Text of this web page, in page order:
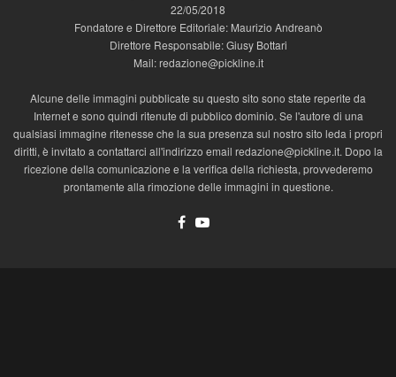
22/05/2018
Fondatore e Direttore Editoriale: Maurizio Andreanò
Direttore Responsabile: Giusy Bottari
Mail: redazione@pickline.it
Alcune delle immagini pubblicate su questo sito sono state reperite da
Internet e sono quindi ritenute di pubblico dominio. Se l'autore di una
qualsiasi immagine ritenesse che la sua presenza sul nostro sito leda i propri
diritti, è invitato a contattarci all'indirizzo email redazione@pickline.it. Dopo la
ricezione della comunicazione e la verifica della richiesta, provvederemo
prontamente alla rimozione delle immagini in questione.